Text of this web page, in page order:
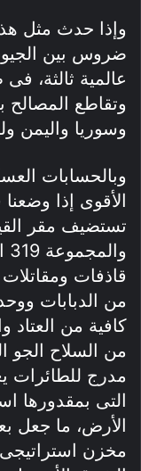
وإذا حدث مثل
ضروس بين
عالمية ثالثة،
وتقاطع المصالح
وسوريا واليمن
وبالحسابات
الأقوى إذا
تستضيف مقر
قاذفات
من الدبابات
كافية من العتاد
من السلاح الجو
مدرج للطائرات
الأرض، ما جعل
مخزن